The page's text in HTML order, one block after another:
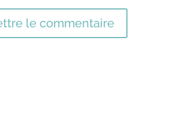
le commentaire